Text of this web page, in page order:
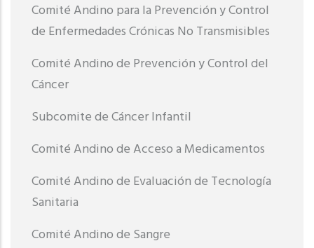
Comité Andino para la Prevención y Control
de Enfermedades Crónicas No Transmisibles
Comité Andino de Prevención y Control del
Cáncer
Subcomite de Cáncer Infantil
Comité Andino de Acceso a Medicamentos
Comité Andino de Evaluación de Tecnología
Sanitaria
Comité Andino de Sangre